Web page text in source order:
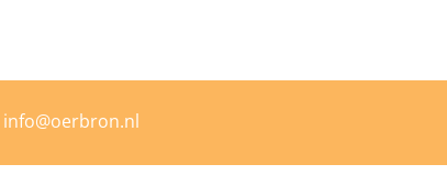
info@oerbron.nl